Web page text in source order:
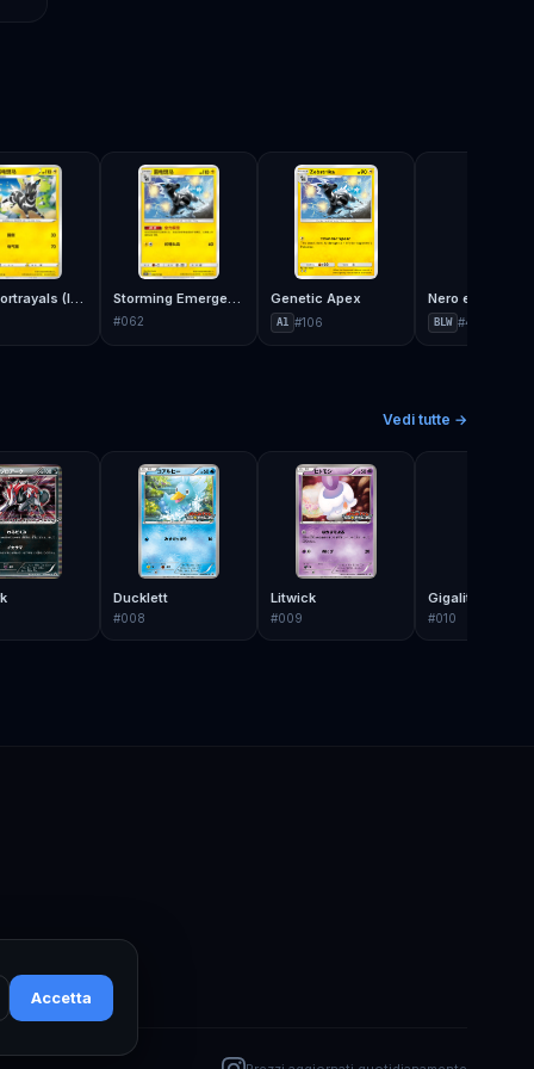
Vivid Portrayals (Indigo) Storming Emergence (Verdant)
#062
Genetic Apex
A1 #106
Nero e Bianco
BLW #43
Vedi tutte →
Ducklett
#008
Litwick
#009
Gigalith
#010
Accetta